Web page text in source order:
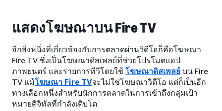
แสดงโฆษณาบน Fire TV
อีกสิ่งหนึ่งที่เกี่ยวข้องกับการตลาดผ่านวิดีโอก็คือโฆษณา
Fire TV ซึ่งเป็นโฆษณาดิสเพลย์ที่ช่วยโปรโมตแอป
ภาพยนตร์ และรายการทีวีโดยใช้ โฆษณาดิสเพลย์ บน Fire
TV แม้โฆษณา Fire TVจะไม่ใช่โฆษณาวิดีโอ แต่ก็เป็นอีก
ทางเลือกหนึ่งสำหรับนักการตลาดในการเข้าถึงกลุ่มเป้า
หมายดิจิทัลที่กำลังเติบโต